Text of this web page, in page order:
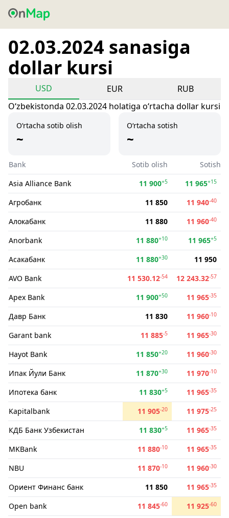
02.03.2024 sanasiga
dollar kursi
USD EUR
RUB
Oʻzbekistonda 02.03.2024 holatiga oʻrtacha dollar kursi
O‘rtacha sotib olish
~
O‘rtacha sotish
~
Bank Sotib olish
Sotish
Asia Alliance Bank
11 900+5 11 965+15
Агробанк 11 850 11 940-40
Алокабанк 11 880 11 960-40
Anorbank 11 880+10 11 965+5
Асакабанк 11 880+30
11 950
AVO Bank
11 530.12-54 12 243.32-57
Apex Bank 11 900+50 11 965-35
Давр Банк 11 830 11 960-10
Garant bank 11 885-5 11 965-30
Hayot Bank 11 850+20 11 960-30
Ипак Йули Банк 11 870+30 11 970-10
Ипотека банк 11 830+5 11 965-35
Kapitalbank 11 905-20 11 975-25
КДБ Банк Узбекистан 11 830+5 11 965-35
MKBank 11 880-10 11 965-35
NBU 11 870-10 11 960-30
Ориент Финанс банк 11 850 11 965-35
Open bank 11 845-60 11 925-60